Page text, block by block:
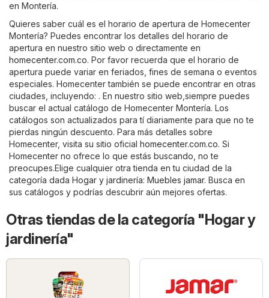
en Montería.
Quieres saber cuál es el horario de apertura de Homecenter
Montería? Puedes encontrar los detalles del horario de
apertura en nuestro sitio web o directamente en
homecenter.com.co. Por favor recuerda que el horario de
apertura puede variar en feriados, fines de semana o eventos
especiales. Homecenter también se puede encontrar en otras
ciudades, incluyendo: . En nuestro sitio web,siempre puedes
buscar el actual catálogo de Homecenter Montería. Los
catálogos son actualizados para tí diariamente para que no te
pierdas ningún descuento. Para más detalles sobre
Homecenter, visita su sitio oficial homecenter.com.co. Si
Homecenter no ofrece lo que estás buscando, no te
preocupes.Elige cualquier otra tienda en tu ciudad de la
categoría dada Hogar y jardinería: Muebles jamar. Busca en
sus catálogos y podrías descubrir aún mejores ofertas.
Otras tiendas de la categoría "Hogar y
jardinería"